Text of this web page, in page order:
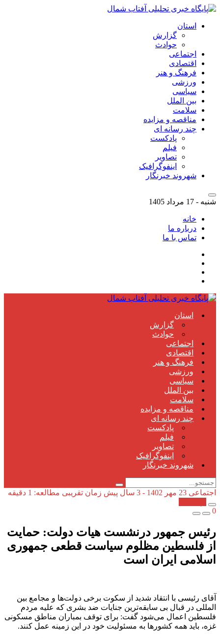
استان
گزارش
حوادث
اجتماعی
اقتصادی
فرهنگ و هنر
ورزشی
سیاسی
بین الملل
سلامت
مناقصه و مزایده
چند رسانه ای
پادکست
فیلم
تصاویر
اینفوگرافیک
شهروند خبرنگار
شنبه - 17 مرداد 1405
خانه
درباره ما
تماس با ما
استان
گزارش
حوادث
اجتماعی
اقتصادی
فرهنگ و هنر
ورزشی
سیاسی
بین الملل
سلامت
مناقصه و مزایده
چند رسانه ای
پادکست
فیلم
تصاویر
اینفوگرافیک
شهروند خبرنگار
اجتماعی 23 مهر 1402 - 3 سال پیش
زمان تقریبی مطالعه: 1 دقیقه
0
رئیس جمهور درنشست هیات دولت: حمایت
از فلسطین مظلوم سیاست قطعی جمهوری
اسلامی ایران است
آقای رئیسی با انتقاد شدید از سکوت برخی دولت‌ها و مجامع بین
المللی در قبال بی سابقه‌ترین جنایات ضد بشری که علیه مردم
فلسطین اعمال می‌شود گفت: برای توقف بمباران مناطق مسکونی
غزه، باید همه کشور‌ها به مسئولیت خود در این زمینه عمل کنند.